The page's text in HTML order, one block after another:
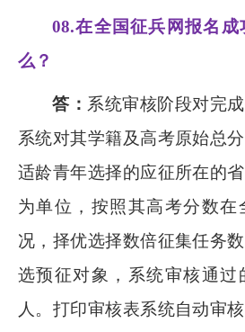
08.在全国征兵网报名
么？
答： 系统审核阶段对完
系统对其学籍及高考原始总
适龄青年选择的应征所在的
为单位，按照其高考分数在
况，择优选择数倍征集任务
选预征对象，系统审核通过
人。打印审核表系统自动审